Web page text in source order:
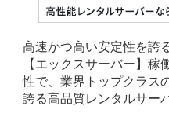
高速かつ高い安定性を誇
【エックスサーバー】稼
性で、業界トップクラス
誇る高品質レンタルサー